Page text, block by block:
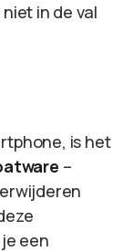
in de val
is het
–
een